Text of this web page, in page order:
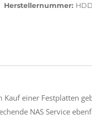
Herstellernummer:
einer Festplatten
NAS Service